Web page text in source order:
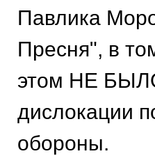
Павлика
Пресня", в
этом НЕ
дислокации
обороны.